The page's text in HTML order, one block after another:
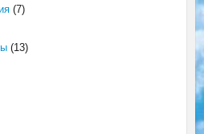
(7)
(13)